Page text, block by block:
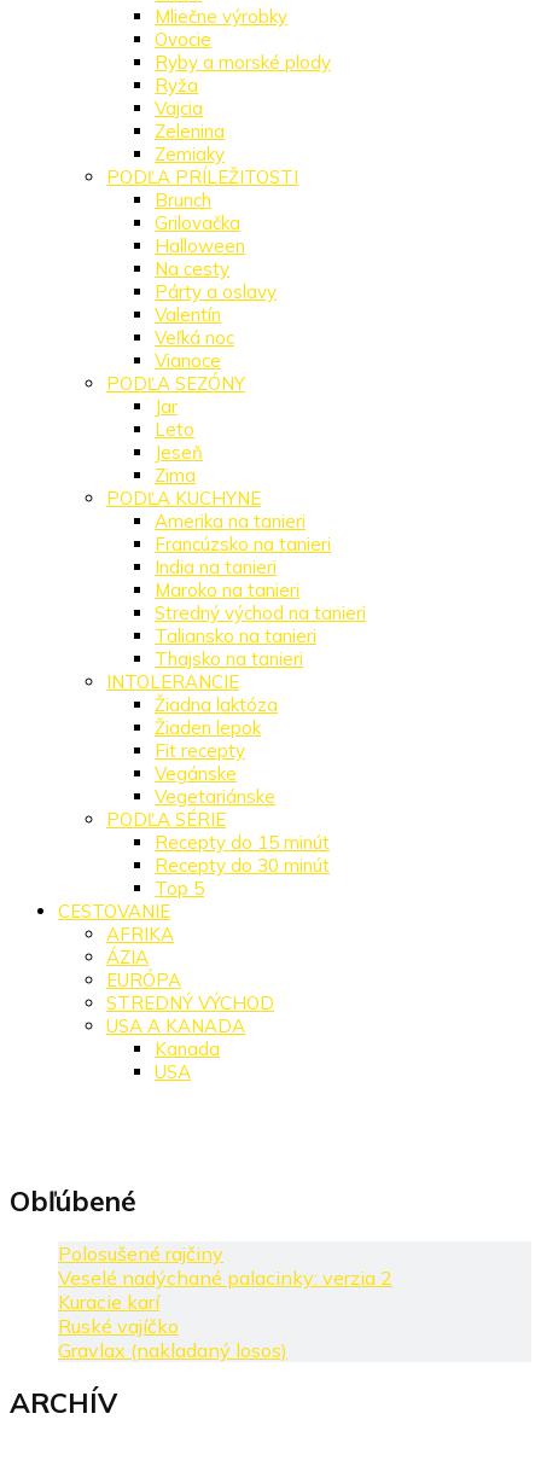
Mliečne výrobky
Ovocie
Ryby a morské plody
Ryža
Vajcia
Zelenina
Zemiaky
PODĽA PRÍLEŽITOSTI
Brunch
Grilovačka
Halloween
Na cesty
Párty a oslavy
Valentín
Veľká noc
Vianoce
PODĽA SEZÓNY
Jar
Leto
Jeseň
Zima
PODĽA KUCHYNE
Amerika na tanieri
Francúzsko na tanieri
India na tanieri
Maroko na tanieri
Stredný východ na tanieri
Taliansko na tanieri
Thajsko na tanieri
INTOLERANCIE
Žiadna laktóza
Žiaden lepok
Fit recepty
Vegánske
Vegetariánske
PODĽA SÉRIE
Recepty do 15 minút
Recepty do 30 minút
Top 5
CESTOVANIE
AFRIKA
ÁZIA
EURÓPA
STREDNÝ VÝCHOD
USA A KANADA
Kanada
USA
Obľúbené
Polosušené rajčiny
Veselé nadýchané palacinky: verzia 2
Kuracie karí
Ruské vajíčko
Gravlax (nakladaný losos)
ARCHÍV